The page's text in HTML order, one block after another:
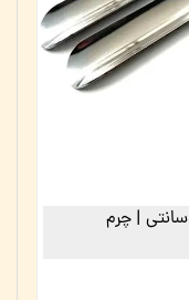
پاشنه کش فلزی / استیل | رنگ ثابت | ۵۰ سانتی | چرم